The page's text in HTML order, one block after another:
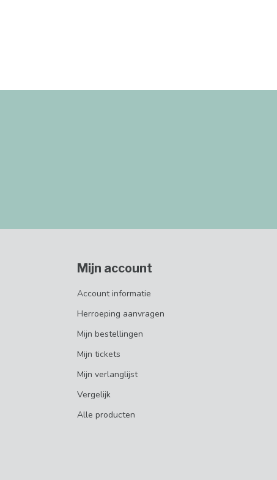
Mijn account
Account informatie
Herroeping aanvragen
Mijn bestellingen
Mijn tickets
Mijn verlanglijst
Vergelijk
Alle producten